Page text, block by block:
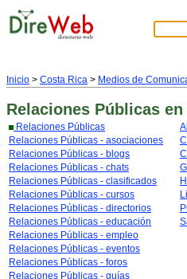
Inicio > Costa Rica > Medios de
Relaciones Públicas en
Relaciones Públicas
Relaciones Públicas - asociaciones
Relaciones Públicas - blogs
Relaciones Públicas - chats
Relaciones Públicas - clasificados
Relaciones Públicas - cursos
Relaciones Públicas - directorios
Relaciones Públicas - educación
Relaciones Públicas - empleo
Relaciones Públicas - eventos
Relaciones Públicas - foros
Relaciones Públicas - guías